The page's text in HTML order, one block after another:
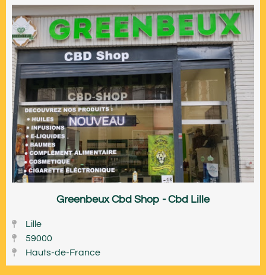
Greenbeux Cbd Shop - Cbd Lille
Lille
59000
Hauts-de-France